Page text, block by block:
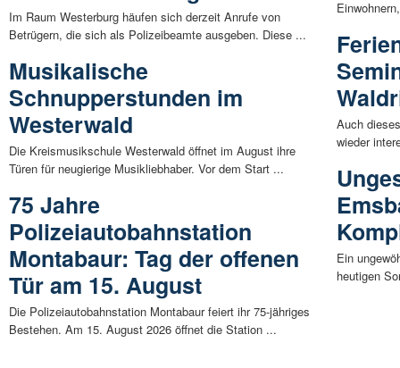
Im Raum Westerburg häufen sich derzeit Anrufe von
Betrügern, die sich als Polizeibeamte ausgeben. Diese ...
Musikalische
Schnupperstunden im
Westerwald
Die Kreismusikschule Westerwald öffnet im August ihre
Türen für neugierige Musikliebhaber. Vor dem Start ...
75 Jahre
Polizeiautobahnstation
Montabaur: Tag der offenen
Tür am 15. August
Die Polizeiautobahnstation Montabaur feiert ihr 75-jähriges
Bestehen. Am 15. August 2026 öffnet die Station ...
Auch
wieder
Ein
heutigen